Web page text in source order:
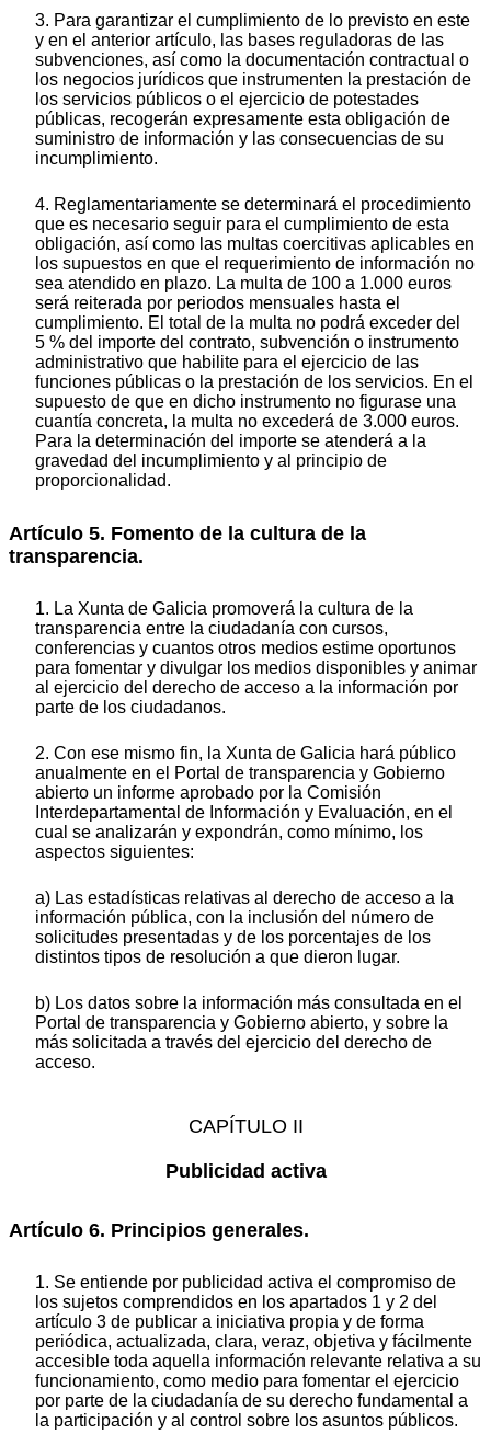
3. Para garantizar el cumplimiento de lo previsto en este
y en el anterior artículo, las bases reguladoras de las
subvenciones, así como la documentación contractual o
los negocios jurídicos que instrumenten la prestación de
los servicios públicos o el ejercicio de potestades
públicas, recogerán expresamente esta obligación de
suministro de información y las consecuencias de su
incumplimiento.
4. Reglamentariamente se determinará el procedimiento
que es necesario seguir para el cumplimiento de esta
obligación, así como las multas coercitivas aplicables en
los supuestos en que el requerimiento de información no
sea atendido en plazo. La multa de 100 a 1.000 euros
será reiterada por periodos mensuales hasta el
cumplimiento. El total de la multa no podrá exceder del
5 % del importe del contrato, subvención o instrumento
administrativo que habilite para el ejercicio de las
funciones públicas o la prestación de los servicios. En el
supuesto de que en dicho instrumento no figurase una
cuantía concreta, la multa no excederá de 3.000 euros.
Para la determinación del importe se atenderá a la
gravedad del incumplimiento y al principio de
proporcionalidad.
Artículo 5. Fomento de la cultura de la
transparencia.
1. La Xunta de Galicia promoverá la cultura de la
transparencia entre la ciudadanía con cursos,
conferencias y cuantos otros medios estime oportunos
para fomentar y divulgar los medios disponibles y animar
al ejercicio del derecho de acceso a la información por
parte de los ciudadanos.
2. Con ese mismo fin, la Xunta de Galicia hará público
anualmente en el Portal de transparencia y Gobierno
abierto un informe aprobado por la Comisión
Interdepartamental de Información y Evaluación, en el
cual se analizarán y expondrán, como mínimo, los
aspectos siguientes:
a) Las estadísticas relativas al derecho de acceso a la
información pública, con la inclusión del número de
solicitudes presentadas y de los porcentajes de los
distintos tipos de resolución a que dieron lugar.
b) Los datos sobre la información más consultada en el
Portal de transparencia y Gobierno abierto, y sobre la
más solicitada a través del ejercicio del derecho de
acceso.
CAPÍTULO II
Publicidad activa
Artículo 6. Principios generales.
1. Se entiende por publicidad activa el compromiso de
los sujetos comprendidos en los apartados 1 y 2 del
artículo 3 de publicar a iniciativa propia y de forma
periódica, actualizada, clara, veraz, objetiva y fácilmente
accesible toda aquella información relevante relativa a su
funcionamiento, como medio para fomentar el ejercicio
por parte de la ciudadanía de su derecho fundamental a
la participación y al control sobre los asuntos públicos.